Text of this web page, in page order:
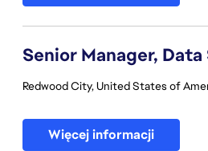
Senior Manager,
Redwood City, United States of
Więcej informacji